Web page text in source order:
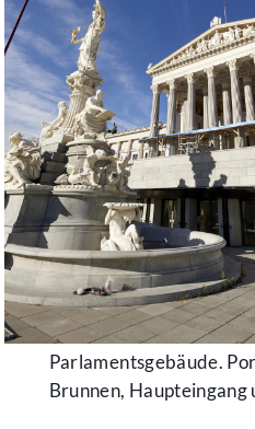
Parlamentsgebäude.
Brunnen, Haupteingang